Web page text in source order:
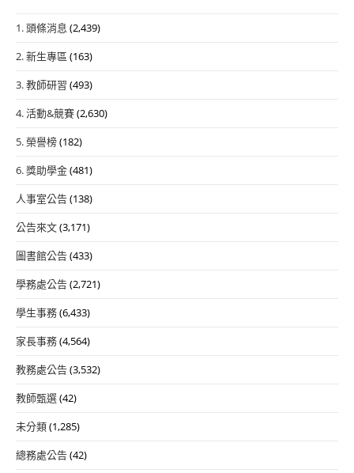
1. 頭條消息 (2,439)
2. 新生專區 (163)
3. 教師研習 (493)
4. 活動&競賽(2,630)
5. 榮譽榜(182)
6. 獎助學金(481)
人事室公告(138)
公告來文(3,171)
圖書館公告(433)
學務處公告(2,721)
學生事務(6,433)
家長事務(4,564)
教務處公告(3,532)
教師甄選(42)
未分類(1,285)
總務處公告(42)